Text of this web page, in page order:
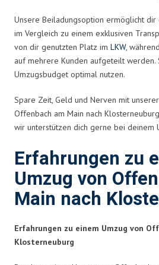
Unsere Beiladungsoption ermöglicht dir
im Vergleich zu einem exklusiven
von dir genutzten Platz im LKW,
auf mehrere Kunden aufgeteilt werden.
Umzugsbudget optimal nutzen.
Spare Zeit, Geld und Nerven mit
Offenbach am Main nach
wir unterstützen dich gerne bei deinem
Erfahrungen zu
Umzug von
Main nach
Erfahrungen zu einem Umzug von
Klosterneuburg